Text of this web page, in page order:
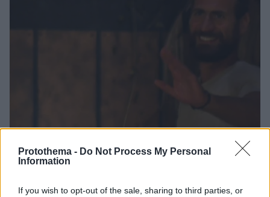
Protothema - Do Not Process My Personal
Information
If you wish to opt-out of the sale, sharing to third parties, or